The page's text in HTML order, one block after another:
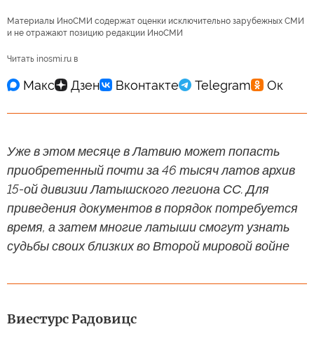
Материалы ИноСМИ содержат оценки исключительно зарубежных СМИ
и не отражают позицию редакции ИноСМИ
Читать inosmi.ru в
Уже в этом месяце в Латвию может попасть
приобретенный почти за 46 тысяч латов архив
15-ой дивизии Латышского легиона СС. Для
приведения документов в порядок потребуется
время, а затем многие латыши смогут узнать
судьбы своих близких во Второй мировой войне
Виестурс Радовицс